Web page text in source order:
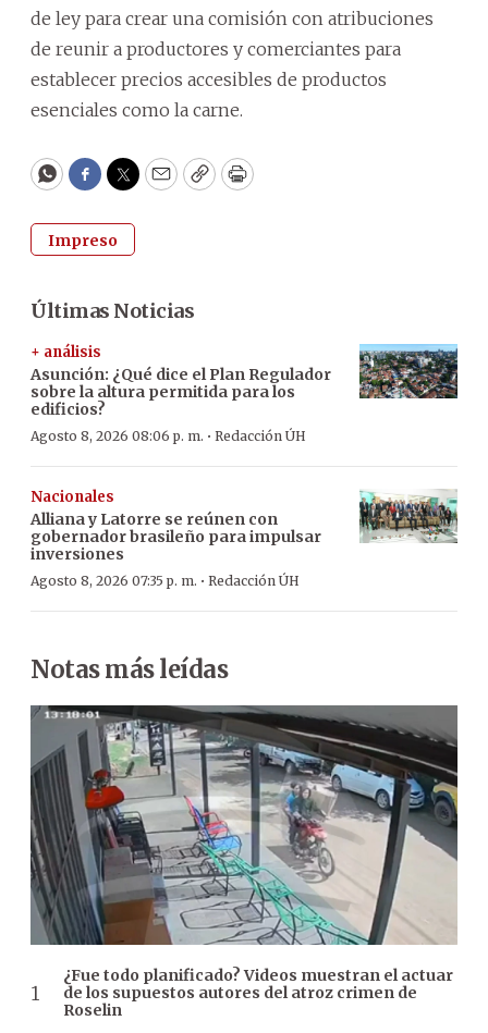
de ley para crear una comisión con atribuciones
de reunir a productores y comerciantes para
establecer precios accesibles de productos
esenciales como la carne.
WhatsApp
Facebook
Twitter
EmailCopyPrint
Impreso
Últimas Noticias
+ análisis
Asunción: ¿Qué dice el Plan Regulador
sobre la altura permitida para los
edificios?
Agosto 8, 2026 08:06 p. m. · Redacción ÚH
Nacionales
Alliana y Latorre se reúnen con
gobernador brasileño para impulsar
inversiones
Agosto 8, 2026 07:35 p. m. · Redacción ÚH
Notas más leídas
¿Fue todo planificado? Videos muestran el actuar
de los supuestos autores del atroz crimen de
Roselin